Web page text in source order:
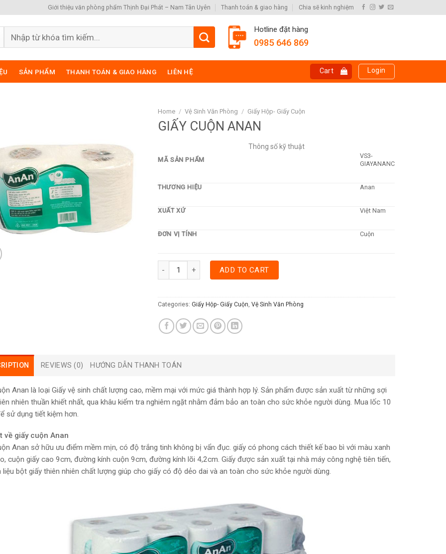
Giới thiệu văn phòng phẩm Thịnh Đại Phát – Nam Tân Uyên Thanh toán & giao hàng Chia sẽ kinh nghiệm
Search
Hotline đặt hàng
0985 646 869
SẢN PHẨM THANH TOÁN & GIAO HÀNG LIÊN HỆ Cart Login
Home / Vệ Sinh Văn Phòng / Giấy Hộp- Giấy Cuộn
GIẤY CUỘN ANAN
Thông số kỹ thuật
MÃ SẢN PHẨM
VS3-
GIAYANANC
THƯƠNG HIỆU Anan
XUẤT XỨ Việt Nam
ĐƠN VỊ TÍNH Cuộn
GIẤY CUỘN ANAN quantity
ADD TO CART
Categories:Giấy Hộp- Giấy Cuộn,Vệ Sinh Văn Phòng
REVIEWS (0) HƯỚNG DẪN THANH TOÁN
Anan là loại Giấy vệ sinh chất lượng cao, mềm mại với mức giá thành hợp lý. Sản phẩm được sản xuất từ những sợi
nhiên thuần khiết nhất, qua khâu kiểm tra nghiêm ngặt nhằm đảm bảo an toàn cho sức khỏe người dùng. Mua lốc 10
sử dụng tiết kiệm hơn.
về giấy cuộn Anan
Anan sở hữu ưu điểm mềm mịn, có độ trắng tinh không bị vẩn đục. giấy có phong cách thiết kế bao bì với màu xanh
cuộn giấy cao 9cm, đường kính cuộn 9cm, đường kính lõi 4,2cm. Giấy được sản xuất tại nhà máy công nghệ tiên tiến,
liệu bột giấy thiên nhiên chất lượng giúp cho giấy có độ dẻo dai và an toàn cho sức khỏe người dùng.